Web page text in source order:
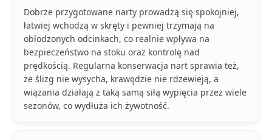
Dobrze przygotowane narty prowadzą się spokojniej,
łatwiej wchodzą w skręty i pewniej trzymają na
oblodzonych odcinkach, co realnie wpływa na
bezpieczeństwo na stoku oraz kontrolę nad
prędkością. Regularna konserwacja nart sprawia też,
że ślizg nie wysycha, krawędzie nie rdzewieją, a
wiązania działają z taką samą siłą wypięcia przez wiele
sezonów, co wydłuża ich żywotność.